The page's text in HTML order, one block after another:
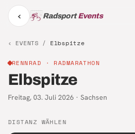
‹ RadsportEvents
‹ EVENTS / Elbspitze
RENNRAD · RADMARATHON
Elbspitze
Freitag, 03. Juli 2026 · Sachsen
DISTANZ WÄHLEN